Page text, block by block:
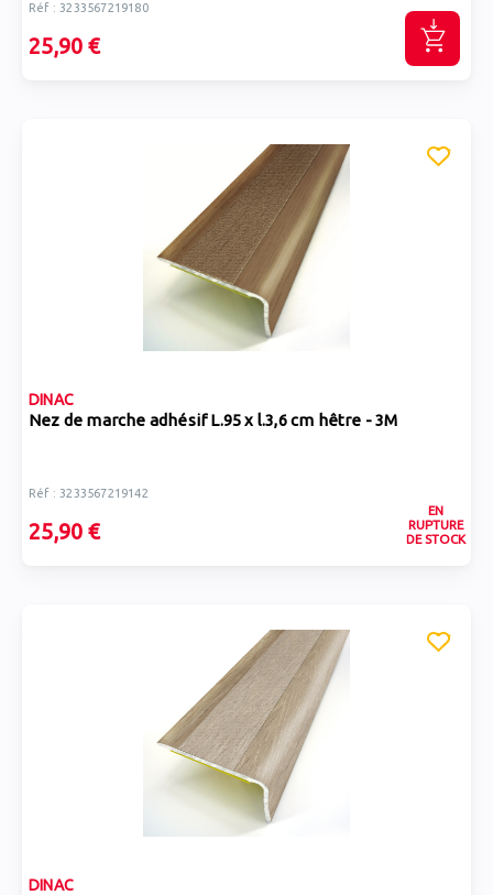
Réf : 3233567219180
25,90 €
DINAC
Nez de marche adhésif L.95 x l.3,6 cm hêtre - 3M
Réf : 3233567219142
25,90 €
EN
RUPTURE
DE STOCK
DINAC